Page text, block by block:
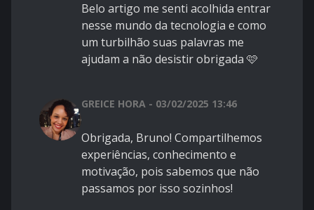
Belo artigo me senti acolhida entrar
nesse mundo da tecnologia e como
um turbilhão suas palavras me
ajudam a não desistir obrigada 🩷
GREICE HORA - 03/02/2025 13:46
Obrigada, Bruno! Compartilhemos
experiências, conhecimento e
motivação, pois sabemos que não
passamos por isso sozinhos!